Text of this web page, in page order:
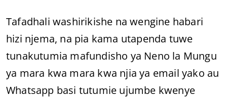
Tafadhali washirikishe na wengine habari
hizi njema, na pia kama utapenda tuwe
tunakutumia mafundisho ya Neno la Mungu
ya mara kwa mara kwa njia ya email yako au
Whatsapp basi tutumie ujumbe kwenye